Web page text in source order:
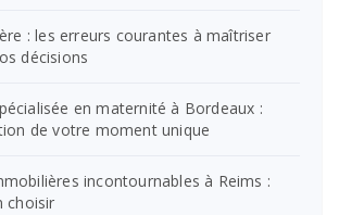
: les erreurs courantes à maîtriser
décisions
en maternité à Bordeaux :
de votre moment unique
incontournables à Reims :
choisir